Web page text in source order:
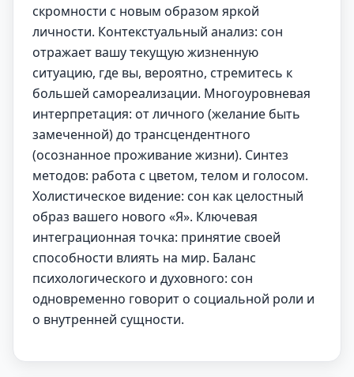
скромности с новым образом яркой
личности. Контекстуальный анализ: сон
отражает вашу текущую жизненную
ситуацию, где вы, вероятно, стремитесь к
большей самореализации. Многоуровневая
интерпретация: от личного (желание быть
замеченной) до трансцендентного
(осознанное проживание жизни). Синтез
методов: работа с цветом, телом и голосом.
Холистическое видение: сон как целостный
образ вашего нового «Я». Ключевая
интеграционная точка: принятие своей
способности влиять на мир. Баланс
психологического и духовного: сон
одновременно говорит о социальной роли и
о внутренней сущности.